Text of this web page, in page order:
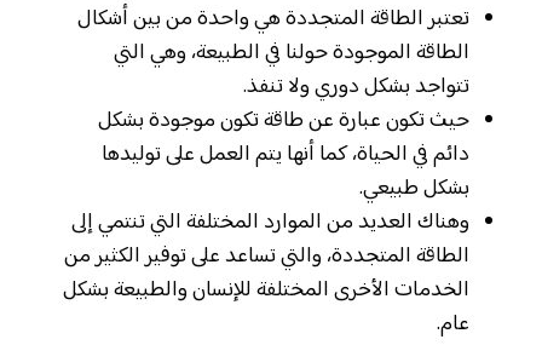
تعتبر الطاقة المتجددة هي واحدة من بين أشكال
الطاقة الموجودة حولنا في الطبيعة، وهي التي
تتواجد بشكل دوري ولا تنفذ.
حيث تكون عبارة عن طاقة تكون موجودة بشكل
دائم في الحياة، كما أنها يتم العمل على توليدها
بشكل طبيعي.
وهناك العديد من الموارد المختلفة التي تنتمي إلى
الطاقة المتجددة، والتي تساعد على توفير الكثير من
الخدمات الأخرى المختلفة للإنسان والطبيعة بشكل
عام.